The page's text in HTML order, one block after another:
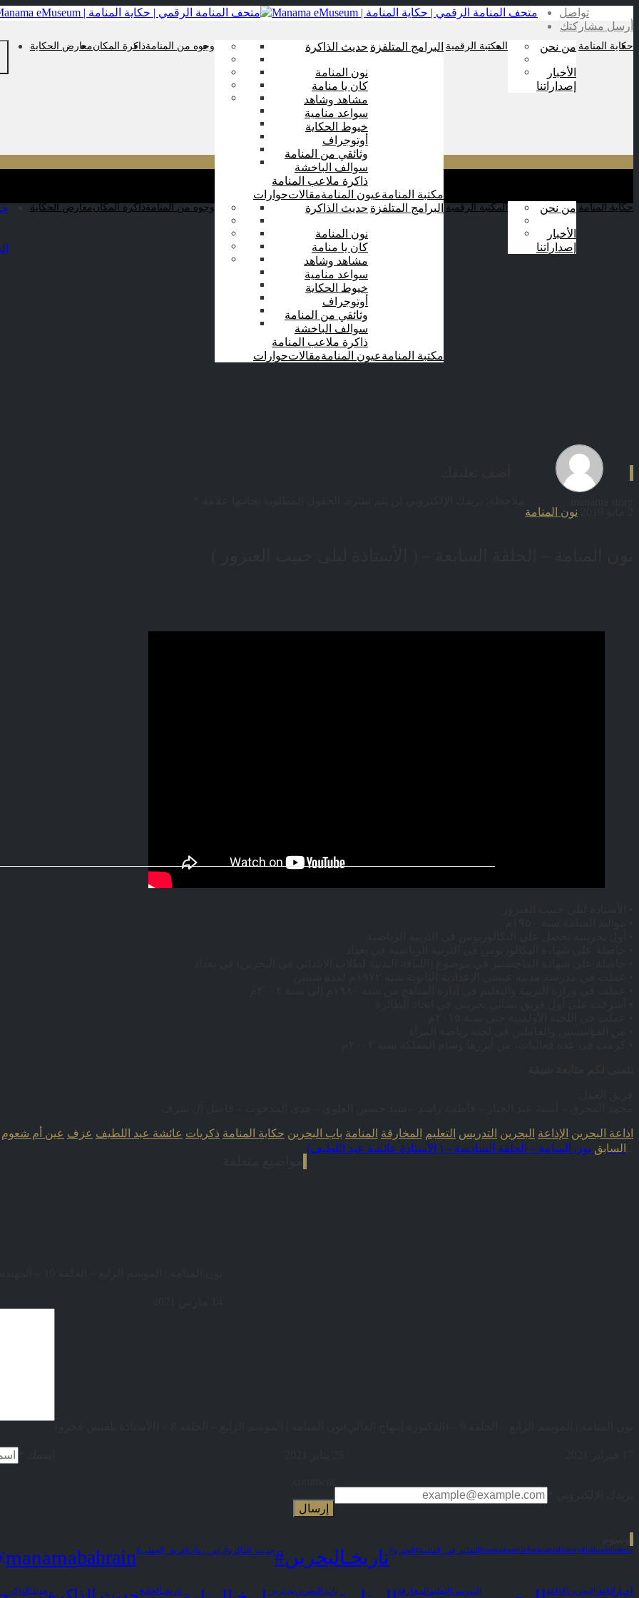
تواصل
أرسل مشاركتك
حكاية المنامة من نحن
الأخبار
إصداراتنا
المكتبة الرقمية البرامج المتلفزة حديث الذاكرة
نون المنامة
كان يا منامة
مشاهد وشاهد
سواعد منامية
خيوط الحكاية
أوتوجراف
وثائقي من المنامة
سوالف الباخشة
ذاكرة ملاعب المنامة
مكتبة المنامةعيون المنامةمقالاتحوارات
وجوه من المنامةذاكرة المكانمعارض الحكاية
حكاية المنامة من نحن
الأخبار
إصداراتنا
المكتبة الرقمية البرامج المتلفزة حديث الذاكرة
نون المنامة
كان يا منامة
مشاهد وشاهد
سواعد منامية
خيوط الحكاية
أوتوجراف
وثائقي من المنامة
سوالف الباخشة
ذاكرة ملاعب المنامة
مكتبة المنامةعيون المنامةمقالاتحوارات
وجوه من المنامةذاكرة المكان معارض الحكاية
نون المنامة
اذاعة البحرين الإذاعة البحرين التدريس التعليم المخارقة المنامة باب البحرين حكاية المنامة ذكريات عائشة عبد اللطيف عزف عين أم شعوم
السابق نون المنامة – الحلقة السادسة – ( الأستاذة عائشة عبد اللطيف)
#bahrainhistory
#manamahistory
#manamastyle #التعليم_في_المنامة #الحورة #تاريخـالبحرين #حديث_الذاكرة #رأس_رمان #فريق_الحطب bahrain
manama
أخبار اذاعة البحرين الإذاعة التدريس التعليم المخارقة باب البحرينبورتريه تاريخـالخليج حديثـالذاكر